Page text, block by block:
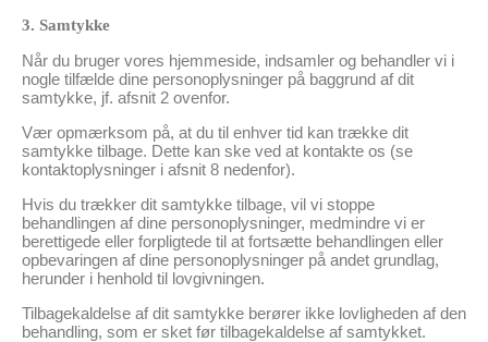
3. Samtykke
Når du bruger vores hjemmeside, indsamler og behandler vi i
nogle tilfælde dine personoplysninger på baggrund af dit
samtykke, jf. afsnit 2 ovenfor.
Vær opmærksom på, at du til enhver tid kan trække dit
samtykke tilbage. Dette kan ske ved at kontakte os (se
kontaktoplysninger i afsnit 8 nedenfor).
Hvis du trækker dit samtykke tilbage, vil vi stoppe
behandlingen af dine personoplysninger, medmindre vi er
berettigede eller forpligtede til at fortsætte behandlingen eller
opbevaringen af dine personoplysninger på andet grundlag,
herunder i henhold til lovgivningen.
Tilbagekaldelse af dit samtykke berører ikke lovligheden af den
behandling, som er sket før tilbagekaldelse af samtykket.